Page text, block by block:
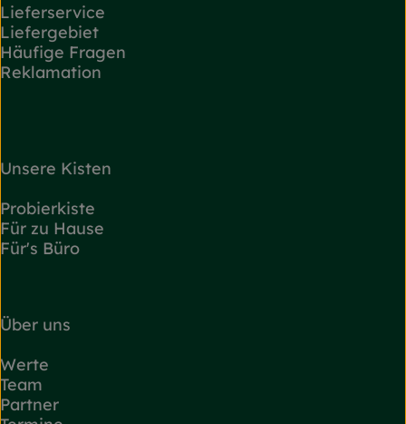
Lieferservice
Liefergebiet
Häufige Fragen
Reklamation
Unsere Kisten
Probierkiste
Für zu Hause
Für's Büro
Über uns
Werte
Team
Partner